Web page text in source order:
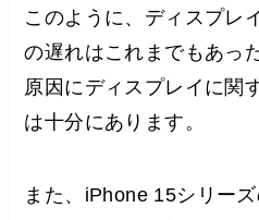
このように、ディスプレ
の遅れはこれまでもあっ
原因にディスプレイに関
は十分にあります。
また、iPhone 15シリー